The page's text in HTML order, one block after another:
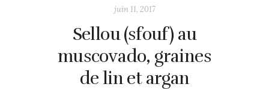
juin 11, 2017
Sellou (sfouf) au
muscovado, graines
de lin et argan